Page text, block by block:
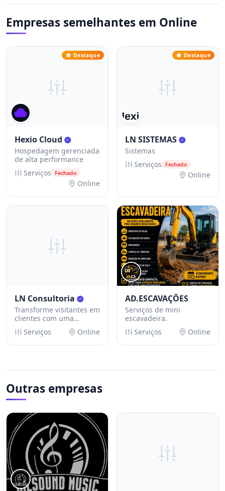
Empresas semelhantes em Online
Destaque
Hexio Cloud
Hospedagem gerenciada
de alta performance
Serviços
Fechado
Online
Destaque
LN SISTEMAS
Sistemas
Serviços
Fechado
Online
LN Consultoria
Transforme visitantes em
clientes com uma
Landing Page
profissional!
Serviços Online
AD.ESCAVAÇÕES
Serviços de mini
escavadeira.
Serviços
Online
Outras empresas